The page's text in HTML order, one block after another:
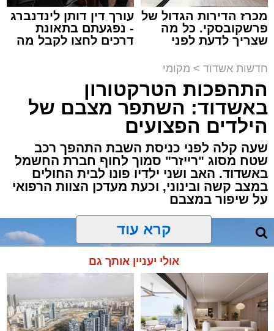
תגים:משטרה, אשדוד
פעילות יזומה של בלשי תחנת משטרת אשדוד
חשפה קזינו מחתרתי שפעל באחד המבנים בעיר.
הפשיטה התבצעה בעקבות מידע מודיעיני שהצביע
על פעילות בלתי חוקית המתקיימת במקום.
עם הגעת הכוחות למבנה, דרשו השוטרים את
פתיחת הדלתות, אך הנוכחים במקום בחרו
להתעלם וסירבו לאפשר לכוחות להיכנס. לנוכח
הסירוב, נאלצו הבלשים לפרוץ את הדלת בכוח
כדי לחדור פנימה.
בחיפוש שערכו השוטרים בתוך המתחם נתפסו
אמצעים רבים ששימשו להפעלת המשחקים, ובהם
28 חבילות קלפים ומזוודות עמוסות ז'יטונים.
מכרז הדירות הגדול של
פרשקובסקי. כל מה
שצריך לדעת לפני
באשדוד
עורך דין דותן לינדנברג
- נפגעתם בתאונת
דרכים לחצו לקבל מה
חדשות אשדוד > מקומי
התהפכות הטרקטורון
באשדוד: השתפר מצבם של
הילדים הפצועים
שעה קלה לפני כניסת השבת התהפך רכב
שטח מסוג "רייזר" סמוך לחוף חברת החשמל
באשדוד. האב ושני ילדיו פונו לבית החולים
במצב קשה ובינוני, וכעת מעדכן הצוות הרפואי
על שיפור במצבם
קרא עוד
אולי יעניין אותך גם